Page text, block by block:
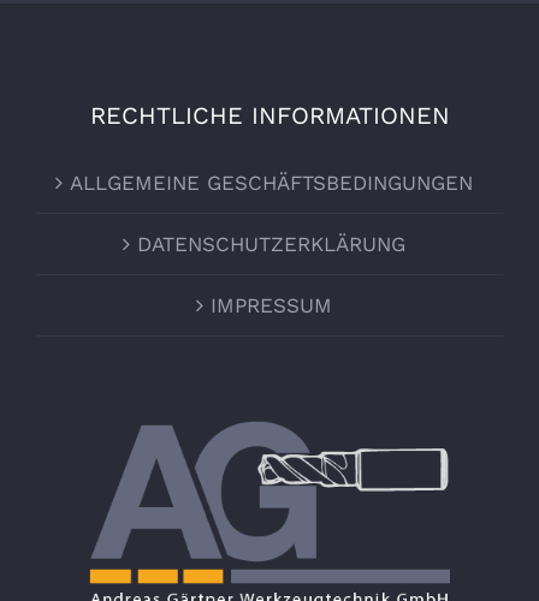
RECHTLICHE INFORMATIONEN
ALLGEMEINE GESCHÄFTSBEDINGUNGEN
DATENSCHUTZERKLÄRUNG
IMPRESSUM